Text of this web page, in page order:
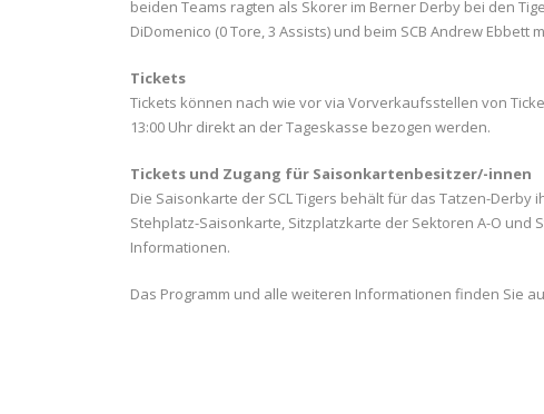
beiden Teams ragten als Skorer im Berner Derby bei den
DiDomenico (0 Tore, 3 Assists) und beim SCB Andrew Ebbett
Tickets
Tickets können nach wie vor via Vorverkaufsstellen von
13:00 Uhr direkt an der Tageskasse bezogen werden.
Tickets und Zugang für Saisonkartenbesitzer/-innen
Die Saisonkarte der SCL Tigers behält für das Tatzen-
Stehplatz-Saisonkarte, Sitzplatzkarte der Sektoren A-O und
Informationen.
Das Programm und alle weiteren Informationen finden Sie